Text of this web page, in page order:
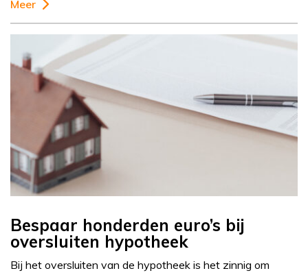
Meer
Bespaar honderden euro’s bij
oversluiten hypotheek
Bij het oversluiten van de hypotheek is het zinnig om